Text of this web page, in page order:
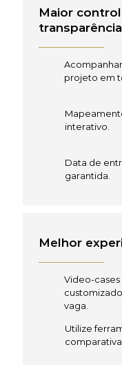
Maior
transparência
projeto em
interativo.
Data de
garantida.
Melhor
Video-cases
vaga.
Utilize